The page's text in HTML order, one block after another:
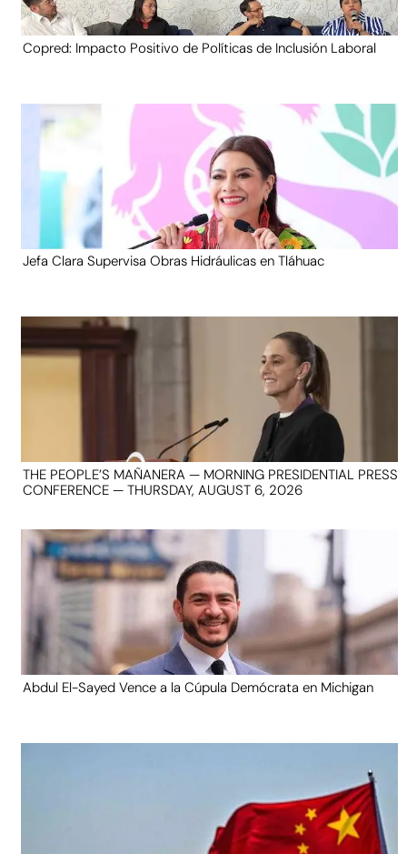
Copred: Impacto Positivo de Políticas de Inclusión Laboral
Jefa Clara Supervisa Obras Hidráulicas en Tláhuac
THE PEOPLE’S MAÑANERA — MORNING PRESIDENTIAL PRESS
CONFERENCE — THURSDAY, AUGUST 6, 2026
Abdul El-Sayed Vence a la Cúpula Demócrata en Michigan